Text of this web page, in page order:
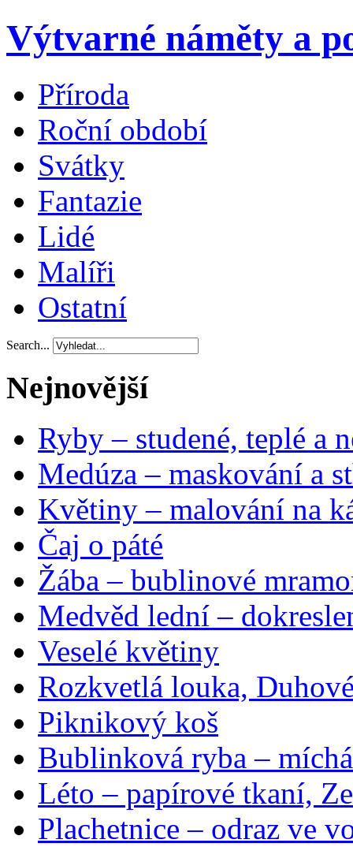
Výtvarné náměty a
Příroda
Roční období
Svátky
Fantazie
Lidé
Malíři
Ostatní
Search...
Nejnovější
Ryby – studené, teplé a
Medúza – maskování a
Květiny – malování na
Čaj o páté
Žába – bublinové
Medvěd lední –
Veselé květiny
Rozkvetlá louka,
Piknikový koš
Bublinková ryba –
Léto – papírové tkaní,
Plachetnice – odraz ve